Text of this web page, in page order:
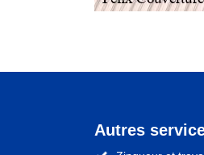
Autres